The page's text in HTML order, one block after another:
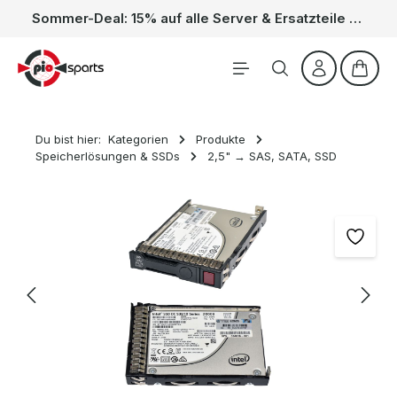
Zum Hauptinhalt springen Sommer-Deal: 15% auf alle Server & Ersatzteile – Kein Code nötig, der Rabatt wird automatisch im Warenkorb abgezogen. Gültig vom 01.06. bis 31.08.
Du bist hier: Kategorien
Produkte
Speicherlösungen & SSDs
2,5" → SAS, SATA, SSD